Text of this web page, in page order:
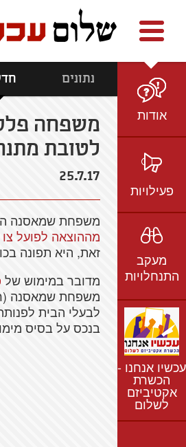
Facebookyoutube twitter
אודות
הצוות
חזון ועמדות
אמיל גרינצווייג
שקיפות
פעילויות
ברשת
בתקשורת
וידאו
מעקב
התנחלויות
נתונים
חדשות
נושאים
רשימת התנחלויות
מפת התנחלויות
עכשיו אנחנו -
הכשרת
אקטיביזם
לשלום
נתונים
משפחה
לטובת
25.7.17
משפחת שמאסנה
מההוצאה לפועל צו
זאת, היא תפונה
מדובר במימוש של
לבעלי הבית
בנכס על בסיס